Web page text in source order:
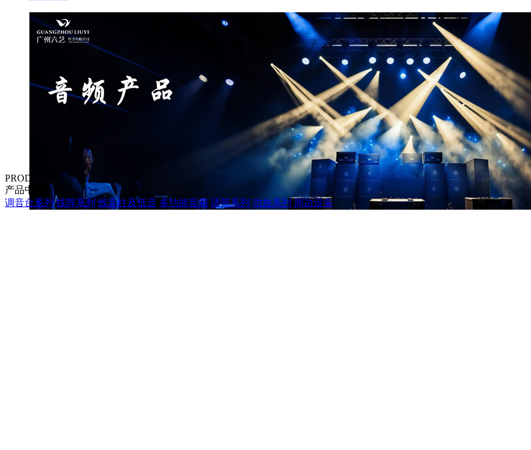
PRODUCT
产品中心
调音台系列 线阵系列 线音柱及低音 多功能音箱 话筒系列 功放系列 周边设备